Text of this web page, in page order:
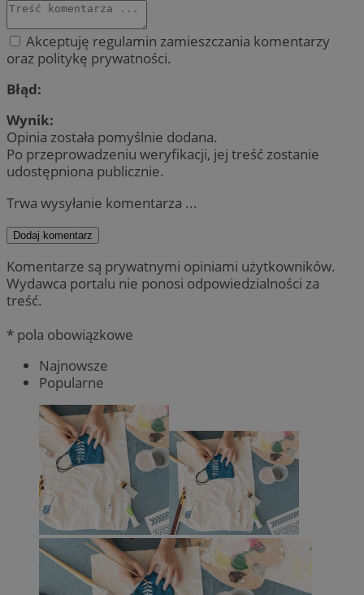
Akceptuję regulamin zamieszczania komentarzy
oraz politykę prywatności.
Błąd:
Wynik:
Opinia została pomyślnie dodana.
Po przeprowadzeniu weryfikacji, jej treść zostanie
udostępniona publicznie.
Trwa wysyłanie komentarza ...
Dodaj komentarz
Komentarze są prywatnymi opiniami użytkowników.
Wydawca portalu nie ponosi odpowiedzialności za
treść.
* pola obowiązkowe
Najnowsze
Popularne